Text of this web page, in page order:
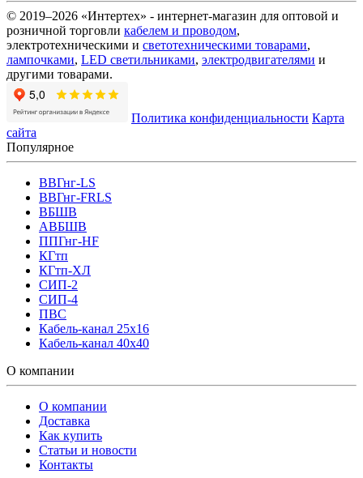
© 2019–2026 «Интертех» - интернет-магазин для оптовой и
розничной торговли кабелем и проводом,
электротехническими и светотехническими товарами,
лампочками, LED светильниками, электродвигателями и
другими товарами.
Политика конфиденциальности Карта
сайта
Популярное
ВВГнг-LS
ВВГнг-FRLS
ВБШВ
АВБШВ
ППГнг-HF
КГтп
КГтп-ХЛ
СИП-2
СИП-4
ПВС
Кабель-канал 25х16
Кабель-канал 40х40
О компании
О компании
Доставка
Как купить
Статьи и новости
Контакты